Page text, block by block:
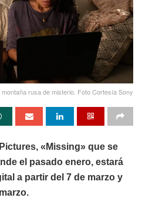
rusa de misterio. Foto Cortesía Sony
«Missing» que se
el pasado enero, estará
a partir del 7 de marzo y